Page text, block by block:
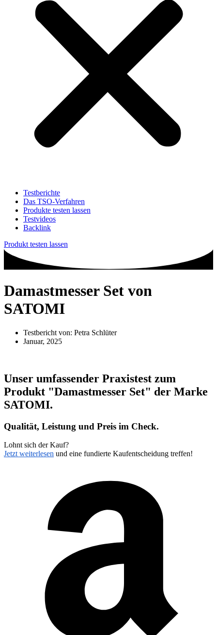
Testberichte
Das TSO-Verfahren
Produkte testen lassen
Testvideos
Backlink
Produkt testen lassen
Damastmesser Set von
SATOMI
Testbericht von: Petra Schlüter
Januar, 2025
Unser umfassender Praxistest zum
Produkt "Damastmesser Set" der Marke
SATOMI.
Qualität, Leistung und Preis im Check.
Lohnt sich der Kauf?
Jetzt weiterlesen und eine fundierte Kaufentscheidung treffen!